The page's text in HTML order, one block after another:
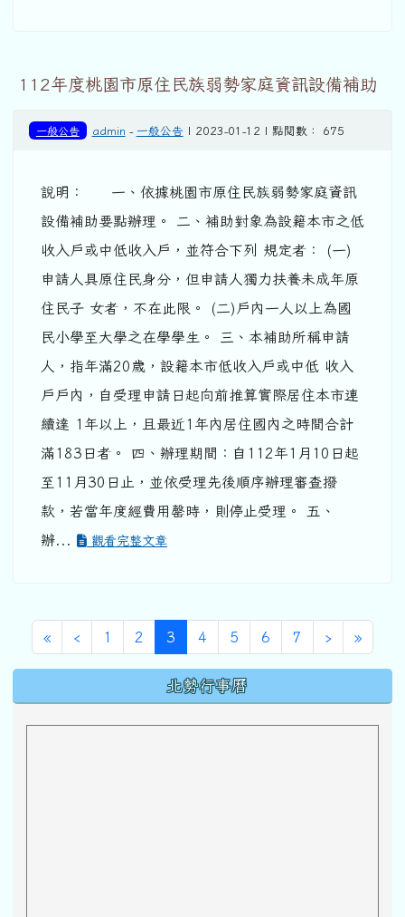
112年度桃園市原住民族弱勢家庭資訊設備補助
一般公告 admin - 一般公告 | 2023-01-12 | 點閱數： 675
說明： 一、依據桃園市原住民族弱勢家庭資訊
設備補助要點辦理。 二、補助對象為設籍本市之低
收入戶或中低收入戶，並符合下列 規定者： (一)
申請人具原住民身分，但申請人獨力扶養未成年原
住民子 女者，不在此限。 (二)戶內一人以上為國
民小學至大學之在學學生。 三、本補助所稱申請
人，指年滿20歲，設籍本市低收入戶或中低 收入
戶戶內，自受理申請日起向前推算實際居住本市連
續達 1年以上，且最近1年內居住國內之時間合計
滿183日者。 四、辦理期間：自112年1月10日起
至11月30日止，並依受理先後順序辦理審查撥
款，若當年度經費用罄時，則停止受理。 五、
辦...
觀看完整文章
«第一頁
‹ 上一頁
1 2 3 (目前頁次)
4 5 6 7 ›下一頁
»最後頁
北勢行事曆